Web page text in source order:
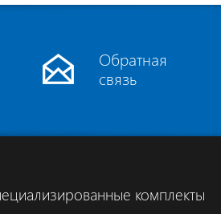
Обратная
связь
комплекты